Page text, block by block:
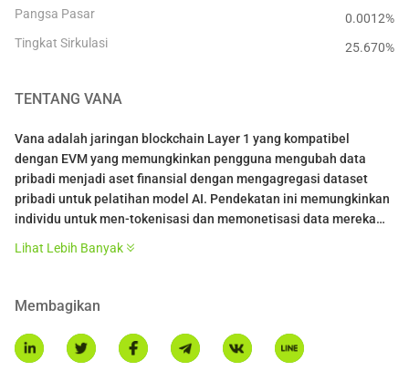
Pangsa Pasar
0.0012%
Tingkat Sirkulasi
25.670%
TENTANG VANA
Vana adalah jaringan blockchain Layer 1 yang kompatibel
dengan EVM yang memungkinkan pengguna mengubah data
pribadi menjadi aset finansial dengan mengagregasi dataset
pribadi untuk pelatihan model AI. Pendekatan ini memungkinkan
individu untuk men-tokenisasi dan memonetisasi data mereka
memberikan mereka kepemilikan dan kontrol atas jejak digital
VANA DOCS
Fitur Utama Vana:
Lihat Lebih Banyak
Membagikan